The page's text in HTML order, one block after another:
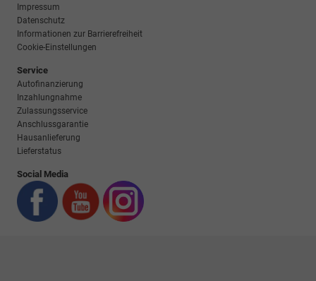
Impressum
Datenschutz
Informationen zur Barrierefreiheit
Cookie-Einstellungen
Service
Autofinanzierung
Inzahlungnahme
Zulassungsservice
Anschlussgarantie
Hausanlieferung
Lieferstatus
Social Media